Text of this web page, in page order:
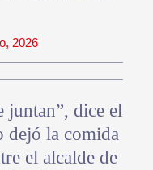
2026
juntan”, dice el
dejó la comida
el alcalde de